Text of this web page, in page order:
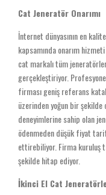
Cat Jeneratör Onarımı
İnternet dünyasının en
kapsamında onarım
cat markalı tüm
gerçekleştiriyor.
firması geniş referans
üzerinden yoğun bir şekilde
deneyimlerine sahip olan
ödenmeden düşük fiyat
ettirebiliyor. Firma kuruluş
şekilde hitap ediyor.
İkinci El Cat